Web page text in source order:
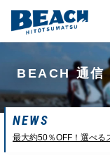
ス
BEACH 通信
NEWS
最大約50％OFF！選べる